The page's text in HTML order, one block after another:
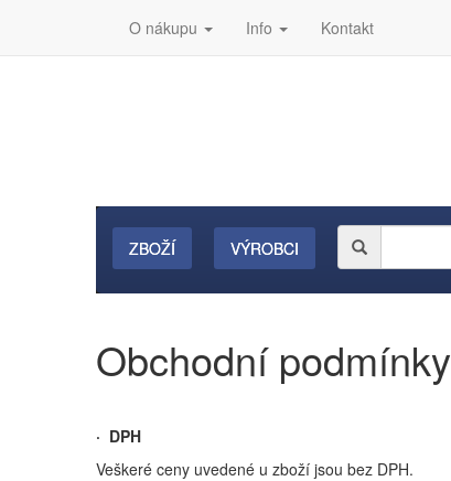
O nákupu Info Kontakt
ZBOŽÍ VÝROBCI
Obchodní podmínky
· DPH
Veškeré ceny uvedené u zboží jsou bez DPH.